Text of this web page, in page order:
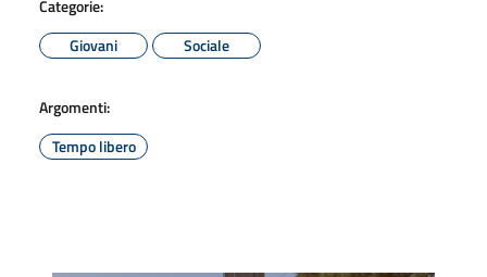
Categorie:
Giovani
Sociale
Argomenti:
Tempo libero